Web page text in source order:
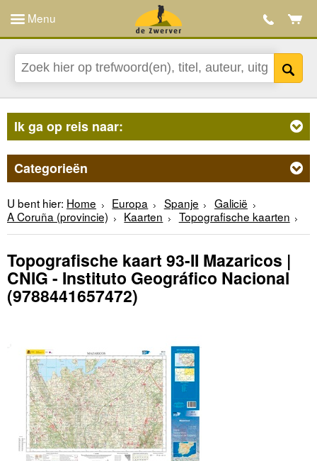
Menu
Ik ga op reis naar:
Categorieën
U bent hier: Home Europa Spanje
Galicië
A Coruña (provincie)
Kaarten Topografische kaarten
Topografische kaart 93-II Mazaricos |
CNIG - Instituto Geográfico Nacional
(9788441657472)